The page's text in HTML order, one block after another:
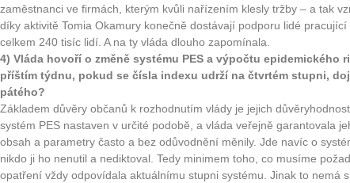
zaměstnanci ve firmách, kterým kvůli nařízením klesly tržby – a tak
díky aktivitě Tomia Okamury konečně dostávají podporu lidé
celkem 240 tisíc lidí. A na ty vláda dlouho zapomínala.
4) Vláda hovoří o změně systému PES a výpočtu epidemického
příštím týdnu, pokud se čísla indexu udrží na čtvrtém stupni,
pátého?
Základem důvěry občanů k rozhodnutím vlády je jejich
systém PES nastaven v určité podobě, a vláda veřejně garantovala
obsah a parametry často a bez odůvodnění měnily. Jde navíc o
nikdo ji ho nenutil a nediktoval. Tedy minimem toho, co musíme
opatření vždy odpovídala aktuálnímu stupni systému. Jinak to nemá